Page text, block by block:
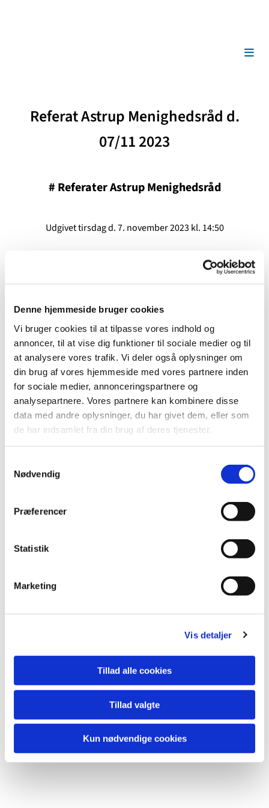
Denne hjemmeside bruger cookies
Vi bruger cookies til at tilpasse vores indhold og
annoncer, til at vise dig funktioner til sociale medier og til
at analysere vores trafik. Vi deler også oplysninger om
din brug af vores hjemmeside med vores partnere inden
for sociale medier, annonceringspartnere og
analysepartnere. Vores partnere kan kombinere disse
data med andre oplysninger, du har givet dem, eller som
de har indsamlet fra din brug af deres tjenester.
Nødvendig
Præferencer
Statistik
Marketing
Vis detaljer
Tillad alle cookies
Tillad valgte
Kun nødvendige cookies
Referat Astrup Menighedsråd d.
07/11 2023
# Referater Astrup Menighedsråd
Udgivet tirsdag d. 7. november 2023 kl. 14:50
Referat Astrup Menighedsråd d. 07/11 2023
Menighedsråd 07-11-23.pdf
Du vil måske også kunne lide...